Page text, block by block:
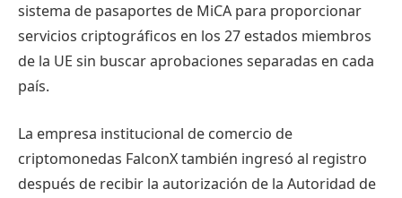
sistema de pasaportes de MiCA para proporcionar
servicios criptográficos en los 27 estados miembros
de la UE sin buscar aprobaciones separadas en cada
país.
La empresa institucional de comercio de
criptomonedas FalconX también ingresó al registro
después de recibir la autorización de la Autoridad de